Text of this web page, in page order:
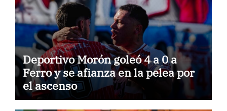
Deportivo Morón goleó 4 a 0 a
Ferro y se afianza en la pelea por
el ascenso